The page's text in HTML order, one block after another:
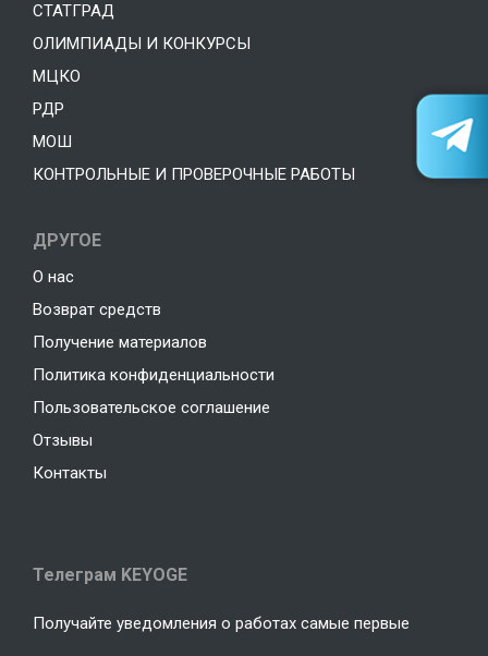
СТАТГРАД
ОЛИМПИАДЫ И КОНКУРСЫ
МЦКО
РДР
МОШ
КОНТРОЛЬНЫЕ И ПРОВЕРОЧНЫЕ РАБОТЫ
ДРУГОЕ
О нас
Возврат средств
Получение материалов
Политика конфиденциальности
Пользовательское соглашение
Отзывы
Контакты
Телеграм KEYOGE
Получайте уведомления о работах самые первые